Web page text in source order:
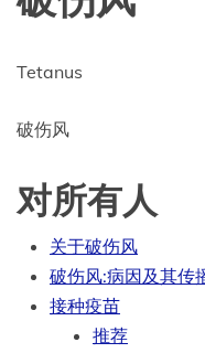
Tetanus
破伤风
对所有人
关于破伤风
破伤风:病因及其传
接种疫苗
推荐